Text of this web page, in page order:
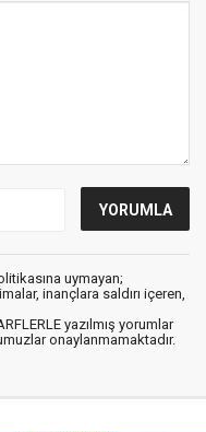
uymayan;
inançlara saldırı içeren,
yazılmış yorumlar
onaylanmamaktadır.